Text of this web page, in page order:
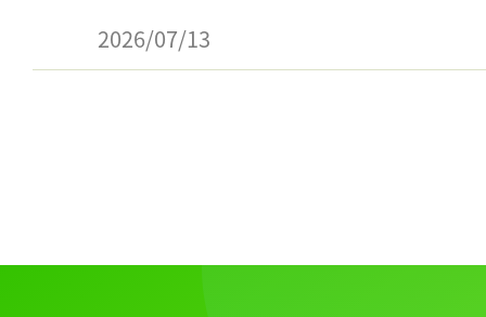
2026/07/13